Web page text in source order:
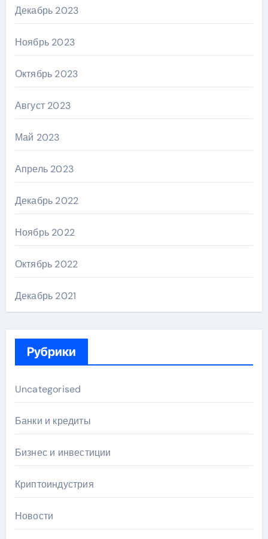
Декабрь 2023
Ноябрь 2023
Октябрь 2023
Август 2023
Май 2023
Апрель 2023
Декабрь 2022
Ноябрь 2022
Октябрь 2022
Декабрь 2021
Рубрики
Uncategorised
Банки и кредиты
Бизнес и инвестиции
Криптоиндустрия
Новости